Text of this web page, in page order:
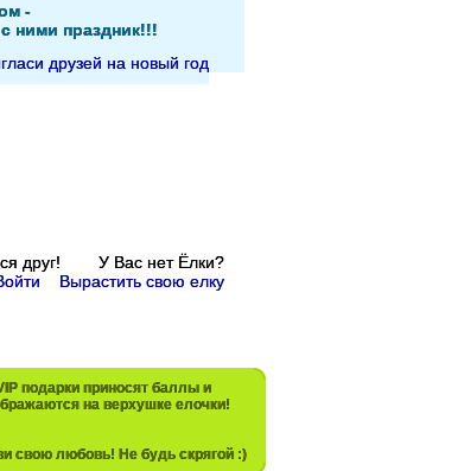
-
ними праздник!!!
подарки приносят баллы и
на верхушке елочки!
свою любовь! Не будь скрягой :)
друг! У Вас нет Ёлки?
Вырастить свою елку